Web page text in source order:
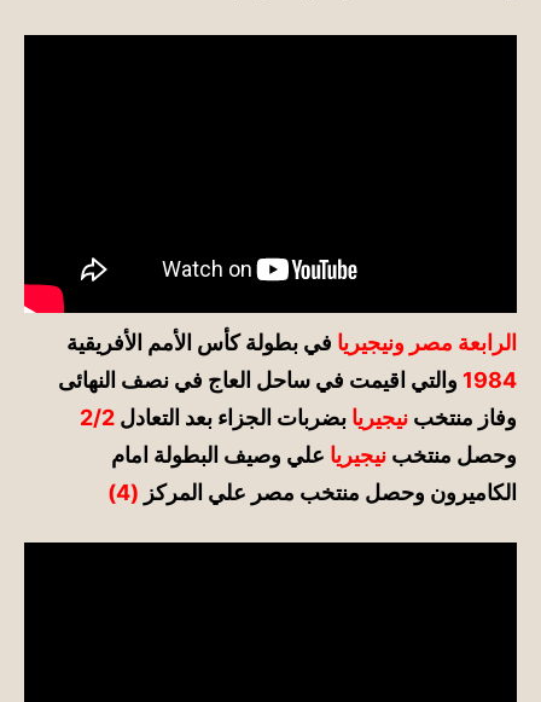
الرابعة مصر ونيجيريا في بطولة كأس الأمم الأفريقية
1984 والتي اقيمت في ساحل العاج في نصف النهائى
وفاز منتخب نيجيريا بضربات الجزاء بعد التعادل
وحصل منتخب نيجيريا علي وصيف البطولة امام
الكاميرون وحصل منتخب مصر علي المركز (4)